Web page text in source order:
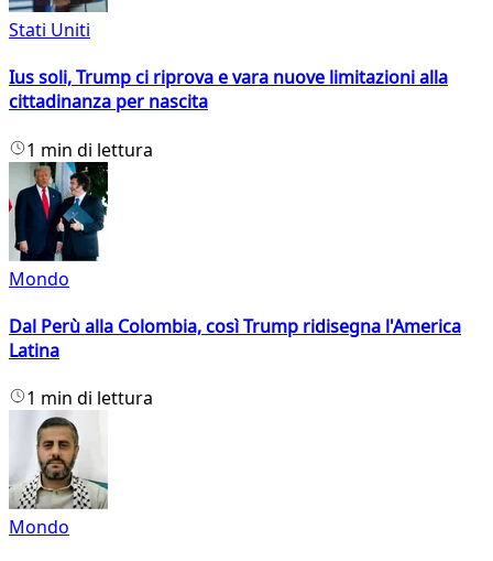
Stati Uniti
Ius soli, Trump ci riprova e vara nuove limitazioni alla
cittadinanza per nascita
1 min di lettura
Mondo
Dal Perù alla Colombia, così Trump ridisegna l'America
Latina
1 min di lettura
Mondo